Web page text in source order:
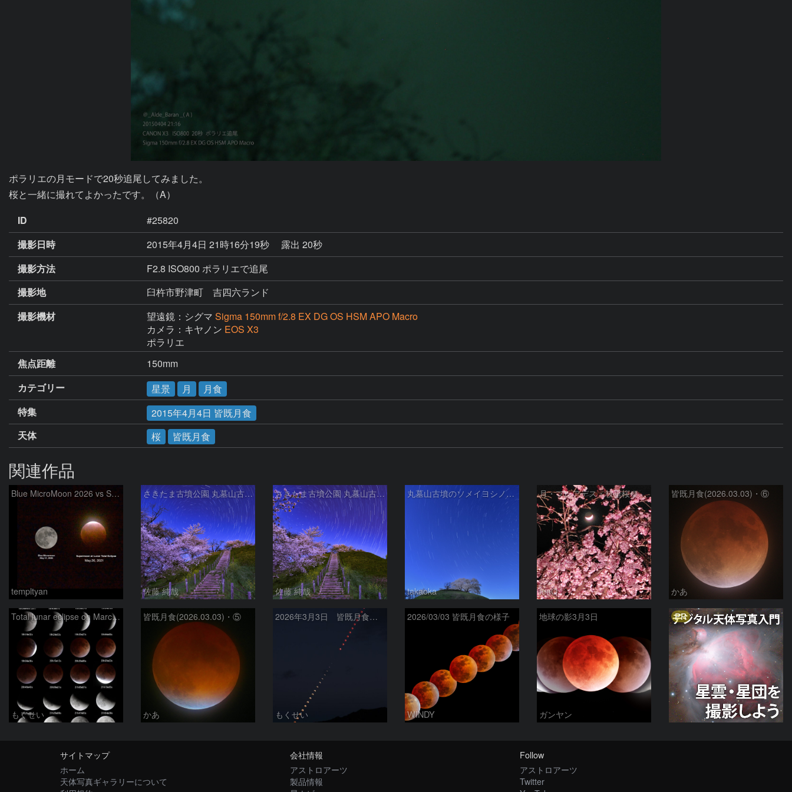
ポラリエの月モードで20秒追尾してみました。
桜と一緒に撮れてよかったです。（A）
ID
#25820
撮影日時
2015年4月4日 21時16分19秒
露出 20秒
撮影方法
F2.8 ISO800 ポラリエで追尾
撮影地
臼杵市野津町 吉四六ランド
撮影機材
望遠鏡：シグマ Sigma 150mm f/2.8 EX DG OS HSM APO Macro
カメラ：キヤノン EOS X3
ポラリエ
焦点距離
150mm
カテゴリー
星景 月
月食
特集
2015年4月4日 皆既月食
天体
桜 皆既月食
関連作品
Blue MicroMoon 2026 vs SuperMoon at Total Eclipse 2021
templtyan
さきたま古墳公園 丸墓山古墳の夜桜と北天の日周運動 埼玉県行田市
佐藤 純哉
さきたま古墳公園 丸墓山古墳の夜桜と北天の日周運動 埼玉県行田市
佐藤 純哉
丸墓山古墳のソメイヨシノと北斗七星
takaoka
月・プレアデス・枝垂桜＠横浜
tenQ
皆既月食(2026.03.03)・⑥
かあ
Total lunar eclipse on March 3, 2026
もくせい
皆既月食(2026.03.03)・⑤
かあ
2026年3月3日 皆既月食全経過
もくせい
2026/03/03 皆既月食の様子
WINDY
地球の影3月3日
ガンヤン
PR
サイトマップ
ホーム
天体写真ギャラリーについて
会社情報
アストロアーツ
製品情報
Follow
アストロアーツ
Twitter